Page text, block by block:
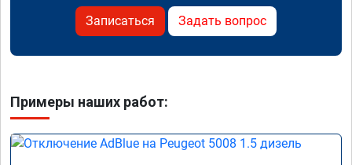
Записаться Задать вопрос
Примеры наших работ: